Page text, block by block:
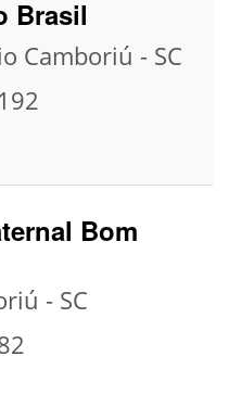
Brasil
Camboriú - SC
Bom
- SC